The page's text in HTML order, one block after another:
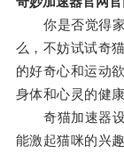
你是否觉得家
么，不妨试试奇
的好奇心和运动
身体和心灵的健康
奇猫加速器设
能激起猫咪的兴趣